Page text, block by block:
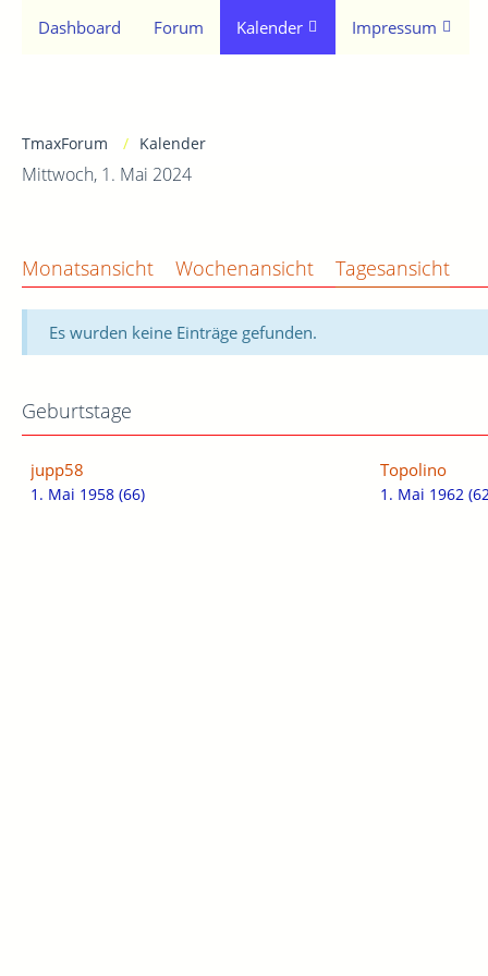
Dashboard Forum Kalender Impressum
TmaxForum Kalender
Mittwoch, 1. Mai 2024
Monatsansicht Wochenansicht Tagesansicht
Es wurden keine Einträge gefunden.
Geburtstage
jupp58
1. Mai 1958 (66)
Topolino
1. Mai 1962